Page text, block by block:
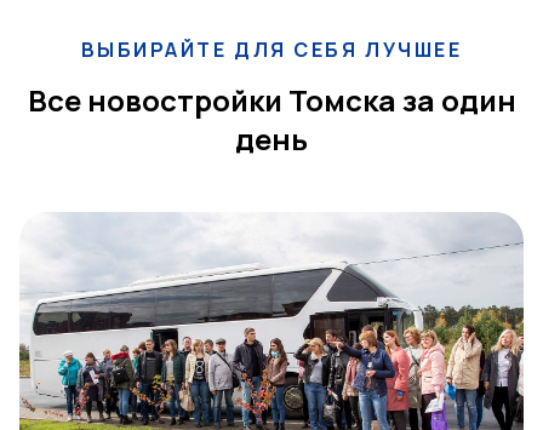
ВЫБИРАЙТЕ ДЛЯ СЕБЯ ЛУЧШЕЕ
Все новостройки Томска за один
день